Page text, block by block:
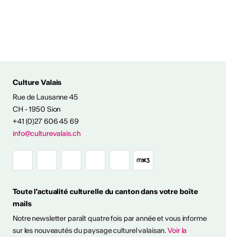
Culture Valais
Rue de Lausanne 45
CH - 1950 Sion
+41 (0)27 606 45 69
info@culturevalais.ch
Toute l'actualité culturelle du canton dans votre boîte
mails
Notre newsletter paraît quatre fois par année et vous informe
sur les nouveautés du paysage culturel valaisan.Voir la